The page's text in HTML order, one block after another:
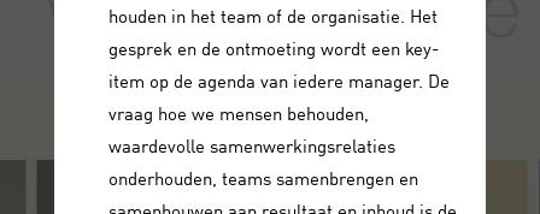
houden in het team of de organisatie. Het
gesprek en de ontmoeting wordt een key-
item op de agenda van iedere manager. De
vraag hoe we mensen behouden,
waardevolle samenwerkingsrelaties
onderhouden, teams samenbrengen en